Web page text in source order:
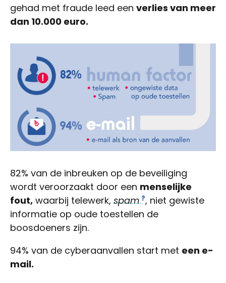
gehad met fraude leed een verlies van meer
dan 10.000 euro.
82% van de inbreuken op de beveiliging
wordt veroorzaakt door een menselijke
fout, waarbij telewerk, spam, niet gewiste
informatie op oude toestellen de
boosdoeners zijn.
94% van de cyberaanvallen start met een e-
mail.